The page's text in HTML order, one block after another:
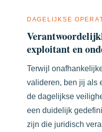
DAGELIJKSE
exploitant en
Terwijl
valideren, ben jij als
de dagelijkse
een duidelijk
zijn die juridisch